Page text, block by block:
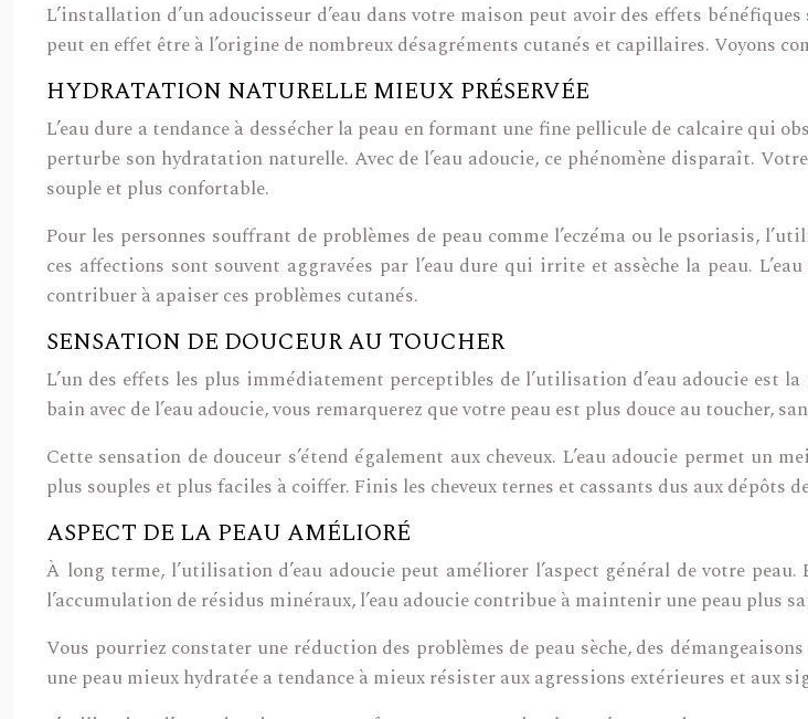
L’installation d’un adoucisseur d’eau dans votre maison peut avoir des effets
peut en effet être à l’origine de nombreux désagréments cutanés et capillaires. Voyons
HYDRATATION NATURELLE MIEUX PRÉSERVÉE
L’eau dure a tendance à dessécher la peau en formant une fine pellicule de calcaire qui
perturbe son hydratation naturelle. Avec de l’eau adoucie, ce phénomène disparaît.
souple et plus confortable.
Pour les personnes souffrant de problèmes de peau comme l’eczéma ou le psoriasis,
ces affections sont souvent aggravées par l’eau dure qui irrite et assèche la peau.
contribuer à apaiser ces problèmes cutanés.
SENSATION DE DOUCEUR AU TOUCHER
L’un des effets les plus immédiatement perceptibles de l’utilisation d’eau adoucie est
bain avec de l’eau adoucie, vous remarquerez que votre peau est plus douce au toucher,
Cette sensation de douceur s’étend également aux cheveux. L’eau adoucie permet un
plus souples et plus faciles à coiffer. Finis les cheveux ternes et cassants dus aux dépôts
ASPECT DE LA PEAU AMÉLIORÉ
À long terme, l’utilisation d’eau adoucie peut améliorer l’aspect général de votre
l’accumulation de résidus minéraux, l’eau adoucie contribue à maintenir une peau plus
Vous pourriez constater une réduction des problèmes de peau sèche, des
une peau mieux hydratée a tendance à mieux résister aux agressions extérieures et aux